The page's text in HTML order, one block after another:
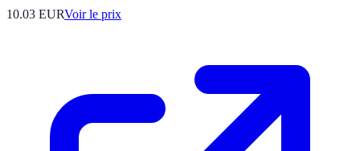
10.03 EURVoir le prix